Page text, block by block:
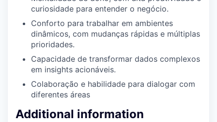
curiosidade para entender o negócio.
Conforto para trabalhar em ambientes
dinâmicos, com mudanças rápidas e múltiplas
prioridades.
Capacidade de transformar dados complexos
em insights acionáveis.
Colaboração e habilidade para dialogar com
diferentes áreas
Additional information